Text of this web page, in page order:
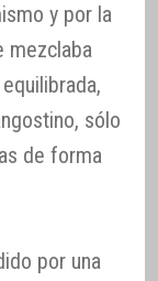
y por la
mezclaba
sólo
de forma
por una